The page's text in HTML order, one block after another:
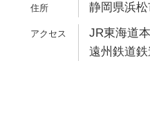
静岡県浜
JR東海道
遠州鉄道